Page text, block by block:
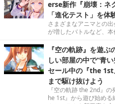
erse新作『崩壊：ネ
「進化テスト」を体
さまざまなアニマとの
が増したバトルなど、
『空の軌跡』を遊
しい部屋の中で“青
セール中の『the 1st
まで駆け抜けよう
『空の軌跡 the 2nd』
he 1st』から遊び始める